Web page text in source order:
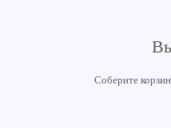
Соберите